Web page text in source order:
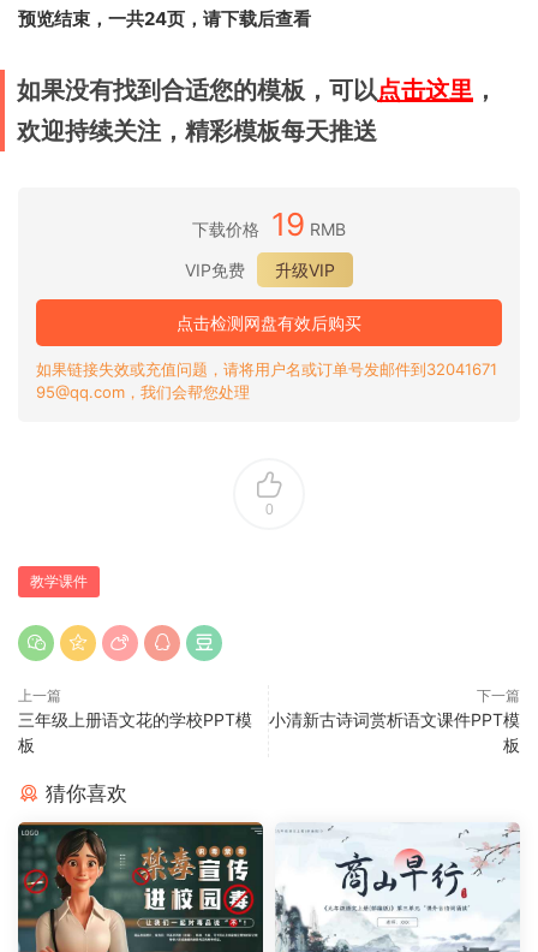
预览结束，一共24页，请下载后查看
如果没有找到合适您的模板，可以点击这里 ，
欢迎持续关注，精彩模板每天推送
下载价格 19 RMB
VIP免费
升级VIP
点击检测网盘有效后购买
如果链接失效或充值问题，请将用户名或订单号发邮件到32041671
95@qq.com，我们会帮您处理
0
教学课件
上一篇
三年级上册语文花的学校PPT模
板
下一篇
小清新古诗词赏析语文课件PPT模
板
猜你喜欢